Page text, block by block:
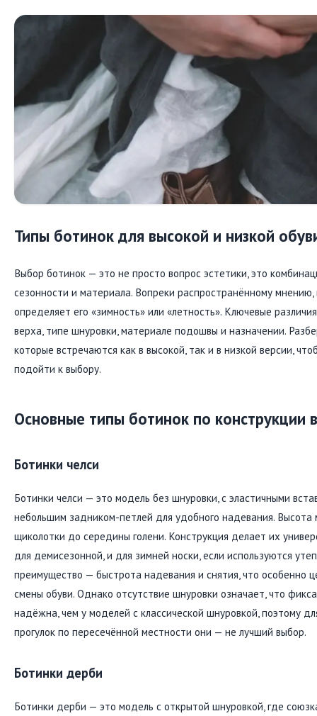
Типы ботинок для высокой и низкой
Выбор ботинок — это не просто вопрос эстетики, это
сезонности и материала. Вопреки распространённому
определяет его «зимность» или «летность». Ключевые
верха, типе шнуровки, материале подошвы и назначении.
которые встречаются как в высокой, так и в низкой версии,
подойти к выбору.
Основные типы ботинок по конструкции
Ботинки челси
Ботинки челси — это модель без шнуровки, с эластичными
небольшим задником-петлей для удобного надевания. Высота
щиколотки до середины голени. Конструкция делает их
для демисезонной, и для зимней носки, если используются
преимущество — быстрота надевания и снятия, что особенно
смены обуви. Однако отсутствие шнуровки означает, что
надёжна, чем у моделей с классической шнуровкой, поэтому
прогулок по пересечённой местности они — не лучший выбор.
Ботинки дерби
Ботинки дерби — это модель с открытой шнуровкой, где